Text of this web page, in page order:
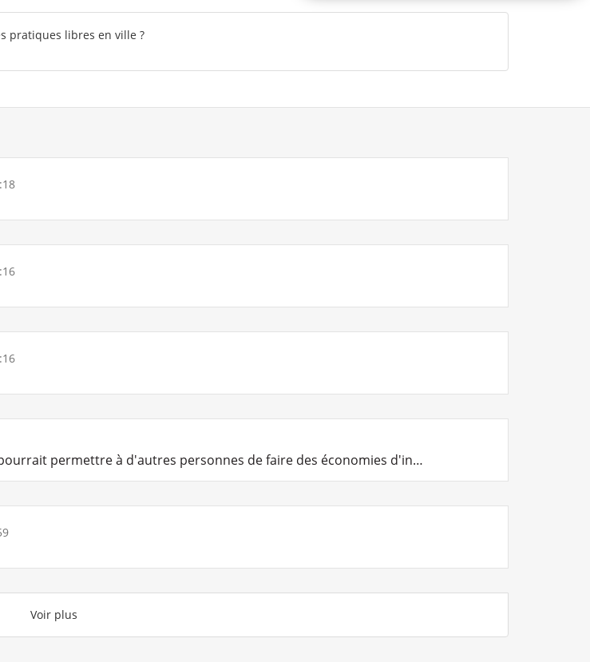
pratiques libres en ville ?
permettre à d'autres personnes de faire des économies d'in…
Voir plus